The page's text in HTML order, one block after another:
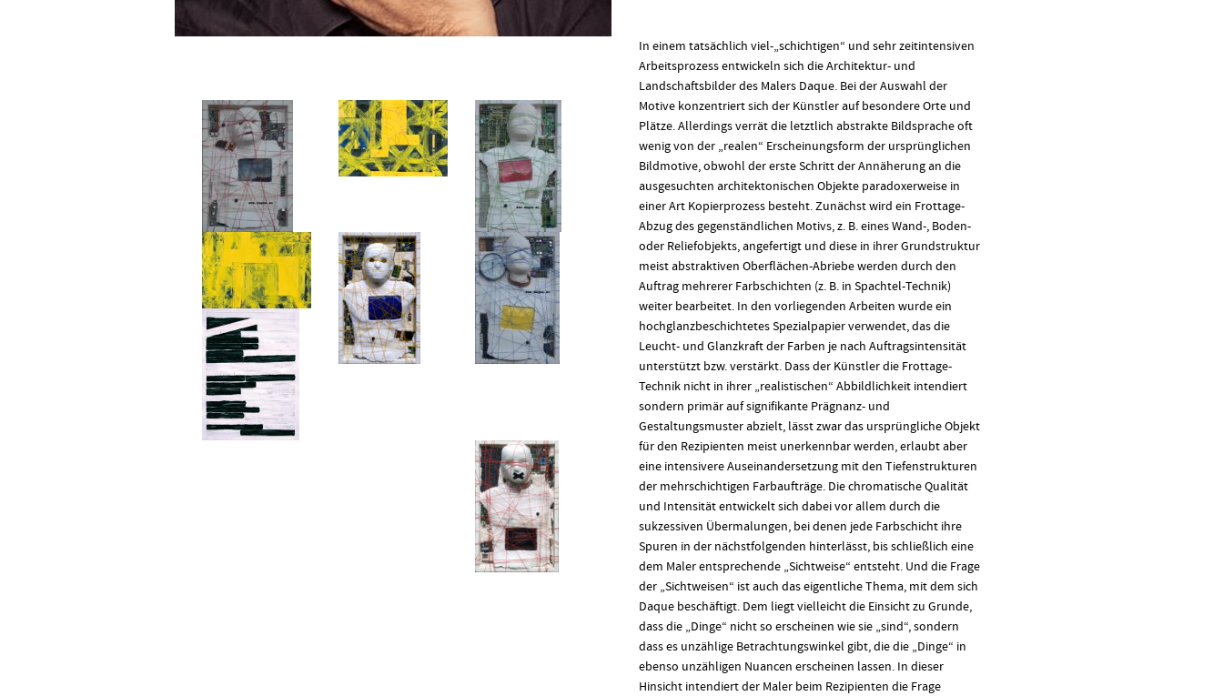
In einem tatsächlich viel-„schichtigen“ und sehr zeitintensiven
Arbeitsprozess entwickeln sich die Architektur- und
Landschaftsbilder des Malers Daque. Bei der Auswahl der
Motive konzentriert sich der Künstler auf besondere Orte und
Plätze. Allerdings verrät die letztlich abstrakte Bildsprache oft
wenig von der „realen“ Erscheinungsform der ursprünglichen
Bildmotive, obwohl der erste Schritt der Annäherung an die
ausgesuchten architektonischen Objekte paradoxerweise in
einer Art Kopierprozess besteht. Zunächst wird ein Frottage-
Abzug des gegenständlichen Motivs, z. B. eines Wand-, Boden-
oder Reliefobjekts, angefertigt und diese in ihrer Grundstruktur
meist abstraktiven Oberflächen-Abriebe werden durch den
Auftrag mehrerer Farbschichten (z. B. in Spachtel-Technik)
weiter bearbeitet. In den vorliegenden Arbeiten wurde ein
hochglanzbeschichtetes Spezialpapier verwendet, das die
Leucht- und Glanzkraft der Farben je nach Auftragsintensität
unterstützt bzw. verstärkt. Dass der Künstler die Frottage-
Technik nicht in ihrer „realistischen“ Abbildlichkeit intendiert
sondern primär auf signifikante Prägnanz- und
Gestaltungsmuster abzielt, lässt zwar das ursprüngliche Objekt
für den Rezipienten meist unerkennbar werden, erlaubt aber
eine intensivere Auseinandersetzung mit den Tiefenstrukturen
der mehrschichtigen Farbaufträge. Die chromatische Qualität
und Intensität entwickelt sich dabei vor allem durch die
sukzessiven Übermalungen, bei denen jede Farbschicht ihre
Spuren in der nächstfolgenden hinterlässt, bis schließlich eine
dem Maler entsprechende „Sichtweise“ entsteht. Und die Frage
der „Sichtweisen“ ist auch das eigentliche Thema, mit dem sich
Daque beschäftigt. Dem liegt vielleicht die Einsicht zu Grunde,
dass die „Dinge“ nicht so erscheinen wie sie „sind“, sondern
dass es unzählige Betrachtungswinkel gibt, die die „Dinge“ in
ebenso unzähligen Nuancen erscheinen lassen. In dieser
Hinsicht intendiert der Maler beim Rezipienten die Frage